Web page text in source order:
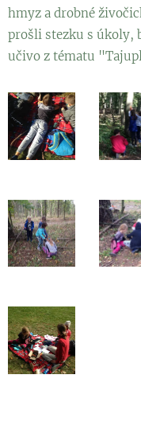
hmyz a drobné
prošli stezku s úkoly,
učivo z tématu